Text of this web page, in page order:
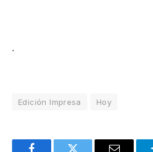
.
Edición Impresa Hoy